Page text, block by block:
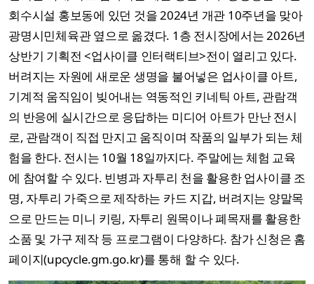
회수시설 홍보동에 있던 것을 2024년 개관 10주년을 맞아
광명시민체육관 옆으로 옮겼다. 1층 전시장에서는 2026년
상반기 기획전 <업사이클 인터랙티브>전이 열리고 있다.
버려지는 자원에 새로운 생명을 불어넣은 업사이클 아트,
기계적 움직임이 빚어내는 역동적인 키네틱 아트, 관람객
의 반응에 실시간으로 응답하는 미디어 아트가 만난 전시
로, 관람객이 직접 만지고 움직이며 작품의 일부가 되는 체
험을 한다. 전시는 10월 18일까지다. 주말에는 체험 교육
에 참여할 수 있다. 빈병과 자투리 천을 활용한 업사이클 조
명, 자투리 가죽으로 제작하는 카드 지갑, 버려지는 양말목
으로 만드는 미니 키링, 자투리 원목이나 폐목재를 활용한
소품 및 가구 제작 등 프로그램이 다양하다. 참가 신청은 홈
페이지(upcycle.gm.go.kr)를 통해 할 수 있다.